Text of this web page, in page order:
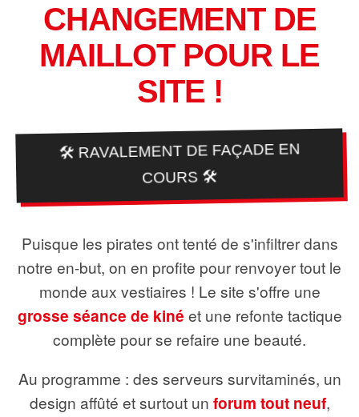
CHANGEMENT DE
MAILLOT POUR LE
SITE !
🛠️ RAVALEMENT DE FAÇADE EN
COURS 🛠️
Puisque les pirates ont tenté de s'infiltrer dans
notre en-but, on en profite pour renvoyer tout le
monde aux vestiaires ! Le site s'offre une
grosse séance de kiné et une refonte tactique
complète pour se refaire une beauté.
Au programme : des serveurs survitaminés, un
design affûté et surtout un forum tout neuf,